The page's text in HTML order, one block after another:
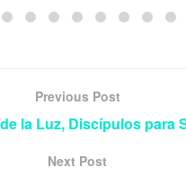
Previous Post
la Luz, Discípulos para
Next Post